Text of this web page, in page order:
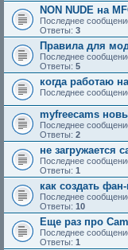
NON NUDE на
Последнее
Ответы: 3
Правила для
Последнее
Ответы: 5
когда работаю
Последнее
myfreecams
Последнее
Ответы: 2
не загружается
Последнее
Ответы: 1
как создать
Последнее
Ответы: 10
Еще раз про
Последнее
Ответы: 1